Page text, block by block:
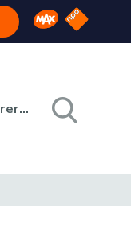
Omroep MAX
NPO
Registreren